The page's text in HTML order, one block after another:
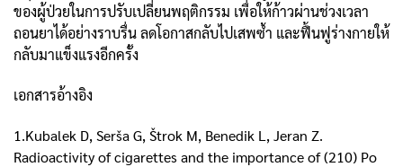
ของผู้ป่วยในการปรับเปลี่ยนพฤติกรรม เพื่อให้ก้าวผ่านช่วงเวลา
ถอนยาได้อย่างราบรื่น ลดโอกาสกลับไปเสพซ้ำ และฟื้นฟูร่างกายให้
กลับมาแข็งแรงอีกครั้ง
เอกสารอ้างอิง
1.Kubalek D, Serša G, Štrok M, Benedik L, Jeran Z.
Radioactivity of cigarettes and the importance of (210) Po